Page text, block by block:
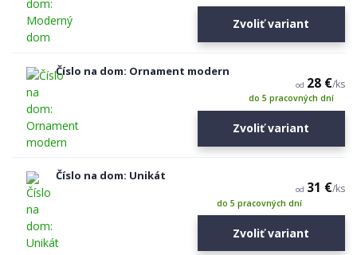
Zvoliť variant
Číslo na dom: Ornament modern
od 28 €/ks
do 5 pracovných dní
Zvoliť variant
Číslo na dom: Unikát
od 31 €/ks
do 5 pracovných dní
Zvoliť variant